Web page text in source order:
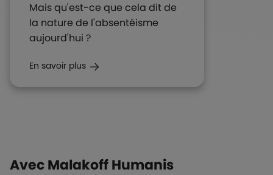
Mais qu'est-ce que cela dit de
la nature de l'absentéisme
aujourd'hui ?
En savoir plus
Avec Malakoff Humanis